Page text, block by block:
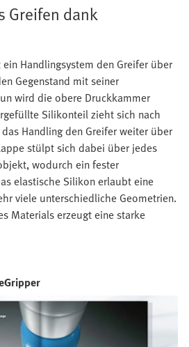
Greifen dank
Handlingsystem den Greifer über
Gegenstand mit seiner
wird die obere Druckkammer
Silikonteil zieht sich nach
Handling den Greifer weiter über
stülpt sich dabei über jedes
wodurch ein fester
elastische Silikon erlaubt eine
viele unterschiedliche Geometrien.
Materials erzeugt eine starke